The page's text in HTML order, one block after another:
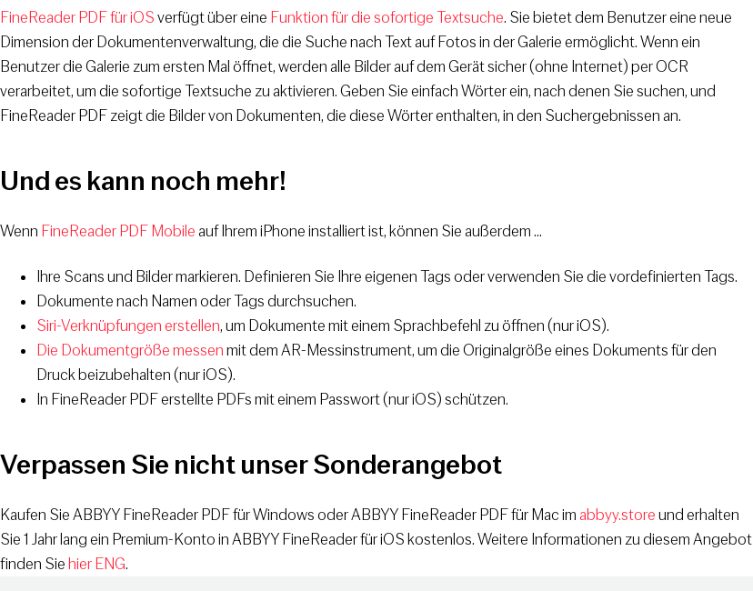
FineReader PDF für iOSverfügt über eine Funktion für die sofortige Textsuche. Sie bietet dem Benutzer eine neue
Dimension der Dokumentenverwaltung, die die Suche nach Text auf Fotos in der Galerie ermöglicht. Wenn ein
Benutzer die Galerie zum ersten Mal öffnet, werden alle Bilder auf dem Gerät sicher (ohne Internet) per OCR
verarbeitet, um die sofortige Textsuche zu aktivieren. Geben Sie einfach Wörter ein, nach denen Sie suchen, und
FineReader PDF zeigt die Bilder von Dokumenten, die diese Wörter enthalten, in den Suchergebnissen an.
Und es kann noch mehr!
Wenn FineReader PDF Mobile auf Ihrem iPhone installiert ist, können Sie außerdem ...
Ihre Scans und Bilder markieren. Definieren Sie Ihre eigenen Tags oder verwenden Sie die vordefinierten Tags.
Dokumente nach Namen oder Tags durchsuchen.
Siri-Verknüpfungen erstellen, um Dokumente mit einem Sprachbefehl zu öffnen (nur iOS).
Die Dokumentgröße messenmit dem AR-Messinstrument, um die Originalgröße eines Dokuments für den
Druck beizubehalten (nur iOS).
In FineReader PDF erstellte PDFs mit einem Passwort (nur iOS) schützen.
Verpassen Sie nicht unser Sonderangebot
Kaufen Sie ABBYY FineReader PDF für Windows oder ABBYY FineReader PDF für Mac im abbyy.storeund erhalten
Sie 1 Jahr lang ein Premium-Konto in ABBYY FineReader für iOS kostenlos. Weitere Informationen zu diesem Angebot
finden Siehier ENG.